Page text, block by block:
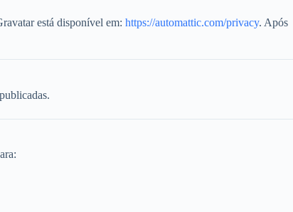
está disponível em: https://automattic.com/privacy. Após